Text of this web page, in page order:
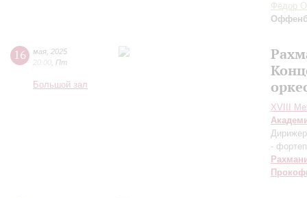
Фёдор
16 мая 2025
20:00 Пт
Большой зал
XVIII
-